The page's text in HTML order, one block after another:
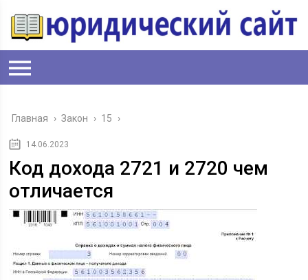
Главная › Закон › 15 ›
14.06.2023
Код дохода 2721 и 2720 чем
отличается